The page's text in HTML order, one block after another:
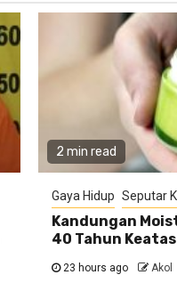
2 min read
Gaya Hidup Seputar
Kandungan
40 Tahun Keatas
23 hours ago Akol